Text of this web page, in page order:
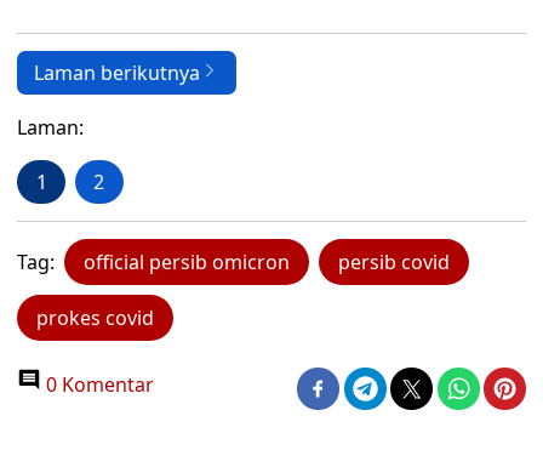
Laman berikutnya
Laman:
1 2
Tag: official persib omicron persib covid
prokes covid
0 Komentar